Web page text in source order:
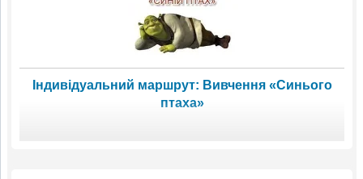
Індивідуальний маршрут: Вивчення «Синього
птаха»